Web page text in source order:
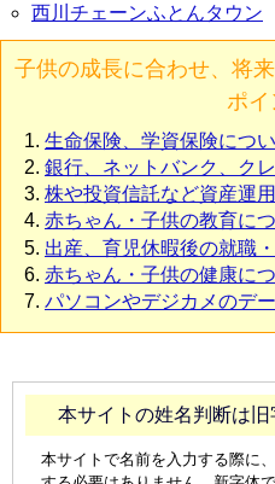
西川チェーンふとんタウン
子供の成長に合わせ、将
ポイ
生命保険、学資保険につ
銀行、ネットバンク、ク
株や投資信託など資産運
赤ちゃん・子供の教育に
出産、育児休暇後の就職
赤ちゃん・子供の健康に
パソコンやデジカメのデ
本サイトの姓名判断は
本サイトで名前を入力する際に